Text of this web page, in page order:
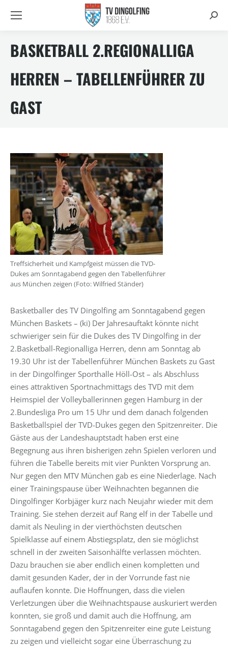
BASKETBALL 2.REGIONALLIGA
HERREN – TABELLENFÜHRER ZU
GAST
Treffsicherheit und Kampfgeist müssen die TVD-
Dukes am Sonntagabend gegen den Tabellenführer
aus München zeigen (Foto: Wilfried Ständer)
Basketballer des TV Dingolfing am Sonntagabend gegen
München Baskets – (ki) Der Jahresauftakt könnte nicht
schwieriger sein für die Dukes des TV Dingolfing in der
2.Basketball-Regionalliga Herren, denn am Sonntag ab
19.30 Uhr ist der Tabellenführer München Baskets zu Gast
in der Dingolfinger Sporthalle Höll-Ost – als Abschluss
eines attraktiven Sportnachmittags des TVD mit dem
Heimspiel der Volleyballerinnen gegen Hamburg in der
2.Bundesliga Pro um 15 Uhr und dem danach folgenden
Basketballspiel der TVD-Dukes gegen den Spitzenreiter. Die
Gäste aus der Landeshauptstadt haben erst eine
Begegnung aus ihren bisherigen zehn Spielen verloren und
führen die Tabelle bereits mit vier Punkten Vorsprung an.
Nur gegen den MTV München gab es eine Niederlage. Nach
einer Trainingspause über Weihnachten begannen die
Dingolfinger Korbjäger kurz nach Neujahr wieder mit dem
Training. Sie stehen derzeit auf Rang elf in der Tabelle und
damit als Neuling in der vierthöchsten deutschen
Spielklasse auf einem Abstiegsplatz, den sie möglichst
schnell in der zweiten Saisonhälfte verlassen möchten.
Dazu brauchen sie aber endlich einen kompletten und
damit gesunden Kader, der in der Vorrunde fast nie
auflaufen konnte. Die Hoffnungen, dass die vielen
Verletzungen über die Weihnachtspause auskuriert werden
konnten, sie groß und damit auch die Hoffnung, am
Sonntagabend gegen den Spitzenreiter eine gute Leistung
zu zeigen und vielleicht sogar eine Überraschung zu